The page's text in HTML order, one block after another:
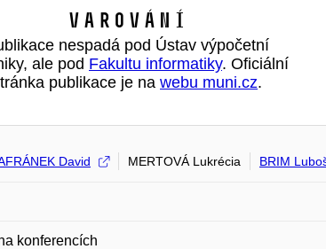
Varování
nespadá pod Ústav výpočetní
ale pod Fakultu informatiky. Oficiální
publikace je na webu muni.cz.
David MERTOVÁ Lukrécia BRIM
konferencích